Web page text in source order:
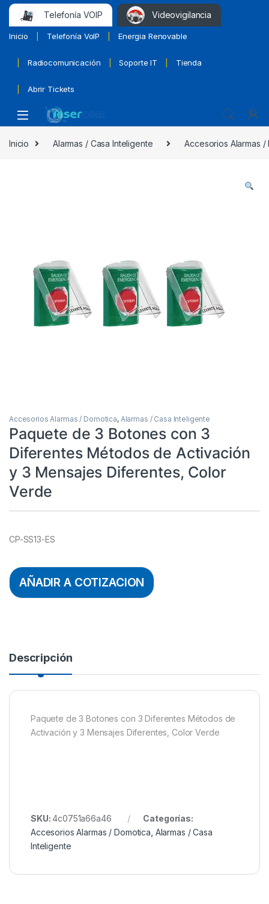
Telefonía VOIP Videovigilancia
Inicio Telefonía VoIP Energia Renovable
Radiocomunicación Soporte IT Tienda
Abrir Tickets
Inicio Alarmas / Casa Inteligente Accesorios Alarmas /
Accesorios Alarmas / Domotica, Alarmas / Casa Inteligente
Paquete de 3 Botones con 3
Diferentes Métodos de Activación
y 3 Mensajes Diferentes, Color
Verde
CP-SS13-ES
AÑADIR A COTIZACION
Descripción
Paquete de 3 Botones con 3 Diferentes Métodos de
Activación y 3 Mensajes Diferentes, Color Verde
SKU:4c0751a66a46
Categorías:
Accesorios Alarmas / Domotica Alarmas / Casa
Inteligente